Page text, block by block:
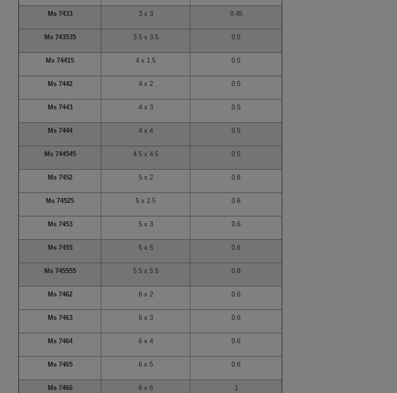
Ms 7433 3 x 3 0.45
Ms 743535 3.5 x 3.5 0.5
Ms 74415 4 x 1.5 0.5
Ms 7442 4 x 2 0.5
Ms 7443 4 x 3 0.5
Ms 7444 4 x 4 0.5
Ms 744545 4.5 x 4.5 0.5
Ms 7452 5 x 2 0.6
Ms 74525 5 x 2.5 0.6
Ms 7453 5 x 3 0.6
Ms 7455 5 x 5 0.6
Ms 745555 5.5 x 5.5 0.8
Ms 7462 6 x 2 0.6
Ms 7463 6 x 3 0.6
Ms 7464 6 x 4 0.6
Ms 7465 6 x 5 0.6
Ms 7466 6 x 6 1